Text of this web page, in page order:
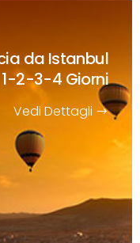
da Istanbul
1-2-3-4 Giorni
Vedi Dettagli